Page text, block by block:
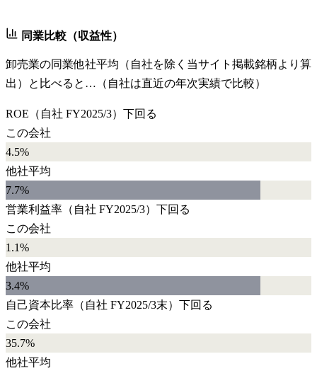
同業比較（収益性）
卸売業の同業他社平均（自社を除く当サイト掲載銘柄より算
出）と比べると…（自社は直近の年次実績で比較）
ROE （自社 FY2025/3） 下回る
この会社
4.5%
他社平均
7.7%
営業利益率 （自社 FY2025/3） 下回る
この会社
1.1%
他社平均
3.4%
自己資本比率 （自社 FY2025/3末） 下回る
この会社
35.7%
他社平均